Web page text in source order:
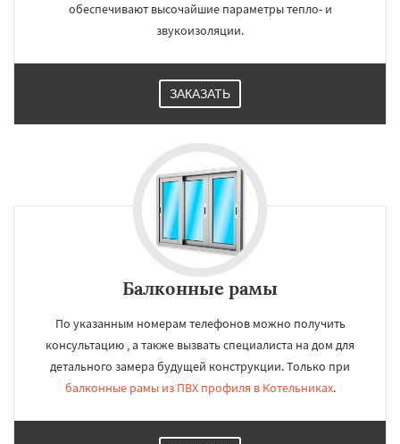
обеспечивают высочайшие параметры тепло- и
звукоизоляции.
ЗАКАЗАТЬ
Балконные рамы
По указанным номерам телефонов можно получить
консультацию , а также вызвать специалиста на дом для
детального замера будущей конструкции. Только при
балконные рамы из ПВХ профиля в Котельниках.